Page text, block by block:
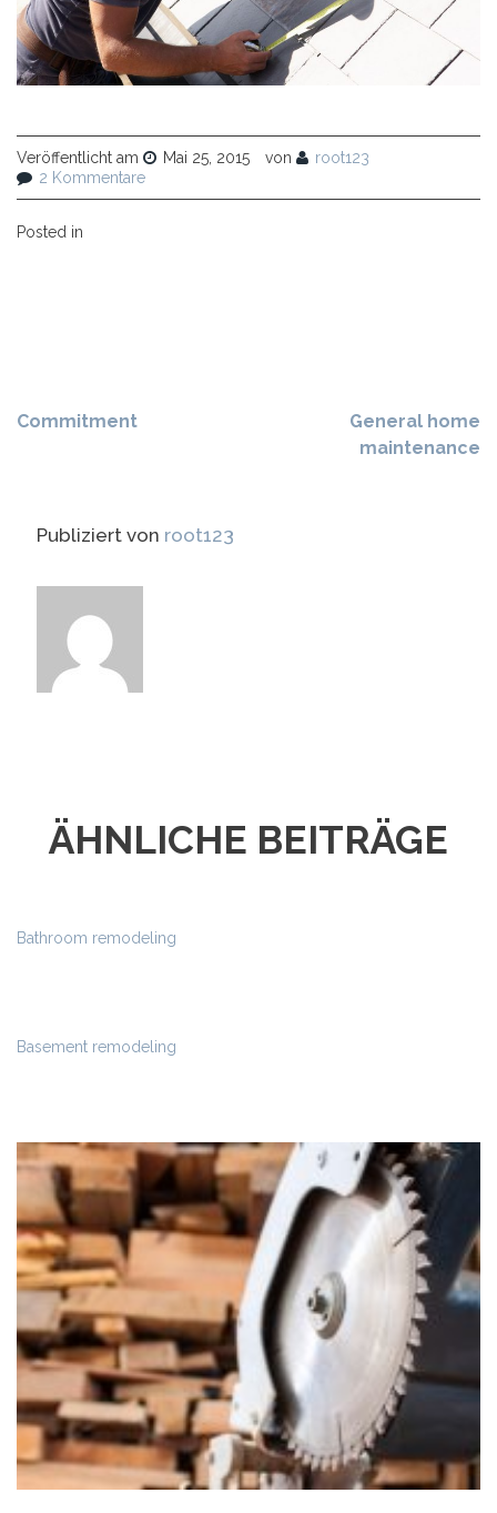
Veröffentlicht am Mai 25, 2015 von
root123
2 Kommentare
Posted in
Commitment
General home
maintenance
Publiziert von root123
ÄHNLICHE BEITRÄGE
Bathroom remodeling
Basement remodeling